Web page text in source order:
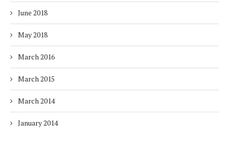
June 2018
May 2018
March 2016
March 2015
March 2014
January 2014